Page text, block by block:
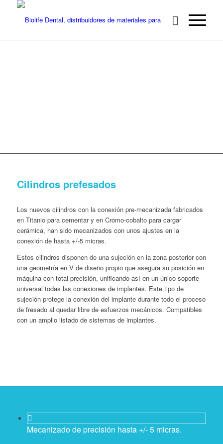
Cilindros prefesados
Los nuevos cilindros con la conexión pre-mecanizada fabricados
en Titanio para cementar y en Cromo-cobalto para cargar
cerámica, han sido mecanizados con unos ajustes en la
conexión de hasta +/-5 micras.
Estos cilindros disponen de una sujeción en la zona posterior con
una geometría en V de diseño propio que asegura su posición en
máquina con total precisión, unificando así en un único soporte
universal todas las conexiones de implantes. Este tipo de
sujeción protege la conexión del implante durante todo el proceso
de fresado al quedar libre de esfuerzos mecánicos. Compatibles
con un amplio listado de sistemas de implantes.
Mecanizado de precisión hasta +/- 5 micras.